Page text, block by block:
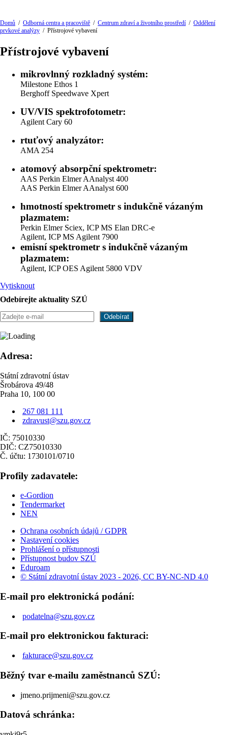
Domů / Odborná centra a pracoviště / Centrum zdraví a životního prostředí / Oddělení
prvkové analýzy / Přístrojové vybavení
Přístrojové vybavení
mikrovlnný rozkladný systém:
Milestone Ethos 1
Berghoff Speedwave Xpert
UV/VIS spektrofotometr:
Agilent Cary 60
rtuťový analyzátor:
AMA 254
atomový absorpční spektrometr:
AAS Perkin Elmer AAnalyst 400
AAS Perkin Elmer AAnalyst 600
hmotností spektrometr s indukčně vázaným
plazmatem:
Perkin Elmer Sciex, ICP MS Elan DRC-e
Agilent, ICP MS Agilent 7900
emisní spektrometr s indukčně vázaným
plazmatem:
Agilent, ICP OES Agilent 5800 VDV
Vytisknout
Odebírejte aktuality SZÚ
Adresa:
Státní zdravotní ústav
Šrobárova 49/48
Praha 10, 100 00
267 081 111
zdravust@szu.gov.cz
IČ: 75010330
DIČ: CZ75010330
Č. účtu: 1730101/0710
Profily zadavatele:
e-Gordion
Tendermarket
NEN
Ochrana osobních údajů / GDPR
Nastavení cookies
Prohlášení o přístupnosti
Přístupnost budov SZÚ
Eduroam
© Státní zdravotní ústav 2023 - 2026, CC BY-NC-ND 4.0
E-mail pro elektronická podání:
podatelna@szu.gov.cz
E-mail pro elektronickou fakturaci:
fakturace@szu.gov.cz
Běžný tvar e-mailu zaměstnanců SZÚ:
jmeno.prijmeni@szu.gov.cz
Datová schránka: